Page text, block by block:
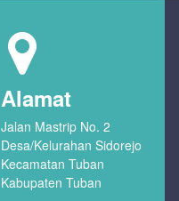
Alamat
Jalan Mastrip No. 2
Desa/Kelurahan Sidorejo
Kecamatan Tuban
Kabupaten Tuban